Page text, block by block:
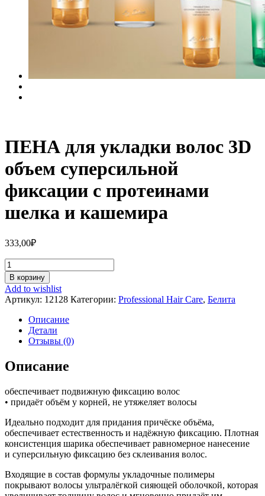
ПЕНА для укладки волос 3D
объем суперсильной
фиксации с протеинами
шелка и кашемира
333,00₽
Количество
ПЕНА
для
укладки
волос
объем
суперсильной
фиксации
с
протеинами
и
кашемира
В корзину
Add to wishlist
Артикул: 12128 Категории: Professional Hair Care, Белита
Описание
Детали
Отзывы (0)
Описание
обеспечивает подвижную фиксацию волос
• придаёт объём у корней, не утяжеляет волосы
Идеально подходит для придания причёске объёма,
обеспечивает естественность и надёжную фиксацию. Плотная
консистенция шарика обеспечивает равномерное нанесение
и суперсильную фиксацию без склеивания волос.
Входящие в состав формулы укладочные полимеры
покрывают волосы ультралёгкой сияющей оболочкой, которая